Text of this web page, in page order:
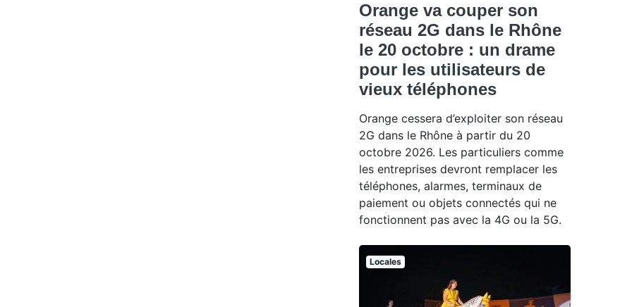
Orange va couper son
réseau 2G dans le Rhône
le 20 octobre : un drame
pour les utilisateurs de
vieux téléphones
Orange cessera d’exploiter son réseau
2G dans le Rhône à partir du 20
octobre 2026. Les particuliers comme
les entreprises devront remplacer les
téléphones, alarmes, terminaux de
paiement ou objets connectés qui ne
fonctionnent pas avec la 4G ou la 5G.
Locales